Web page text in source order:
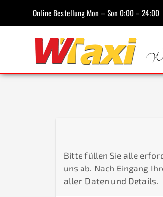
Online Bestellung Mon – Son 0:00 – 24:00
Bitte füllen Sie alle
uns ab. Nach Eingang
allen Daten und Details.